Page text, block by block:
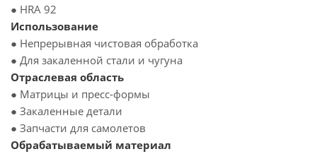
● HRA 92
Использование
● Непрерывная чистовая обработка
● Для закаленной стали и чугуна
Отраслевая область
● Матрицы и пресс-формы
● Закаленные детали
● Запчасти для самолетов
Обрабатываемый материал